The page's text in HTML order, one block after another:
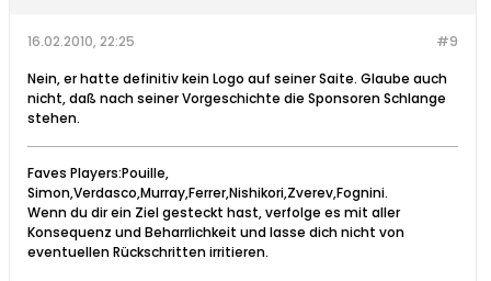
#9
16.02.2010, 22:25
Nein, er hatte definitiv kein Logo auf seiner Saite. Glaube auch
nicht, daß nach seiner Vorgeschichte die Sponsoren Schlange
stehen.
Faves Players:Pouille,
Simon,Verdasco,Murray,Ferrer,Nishikori,Zverev,Fognini.
Wenn du dir ein Ziel gesteckt hast, verfolge es mit aller
Konsequenz und Beharrlichkeit und lasse dich nicht von
eventuellen Rückschritten irritieren.